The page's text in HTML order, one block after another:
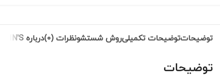
توضیحاتتوضیحات تکمیلیروش شستشونظرات (0) درباره COLIN'S
توضیحات